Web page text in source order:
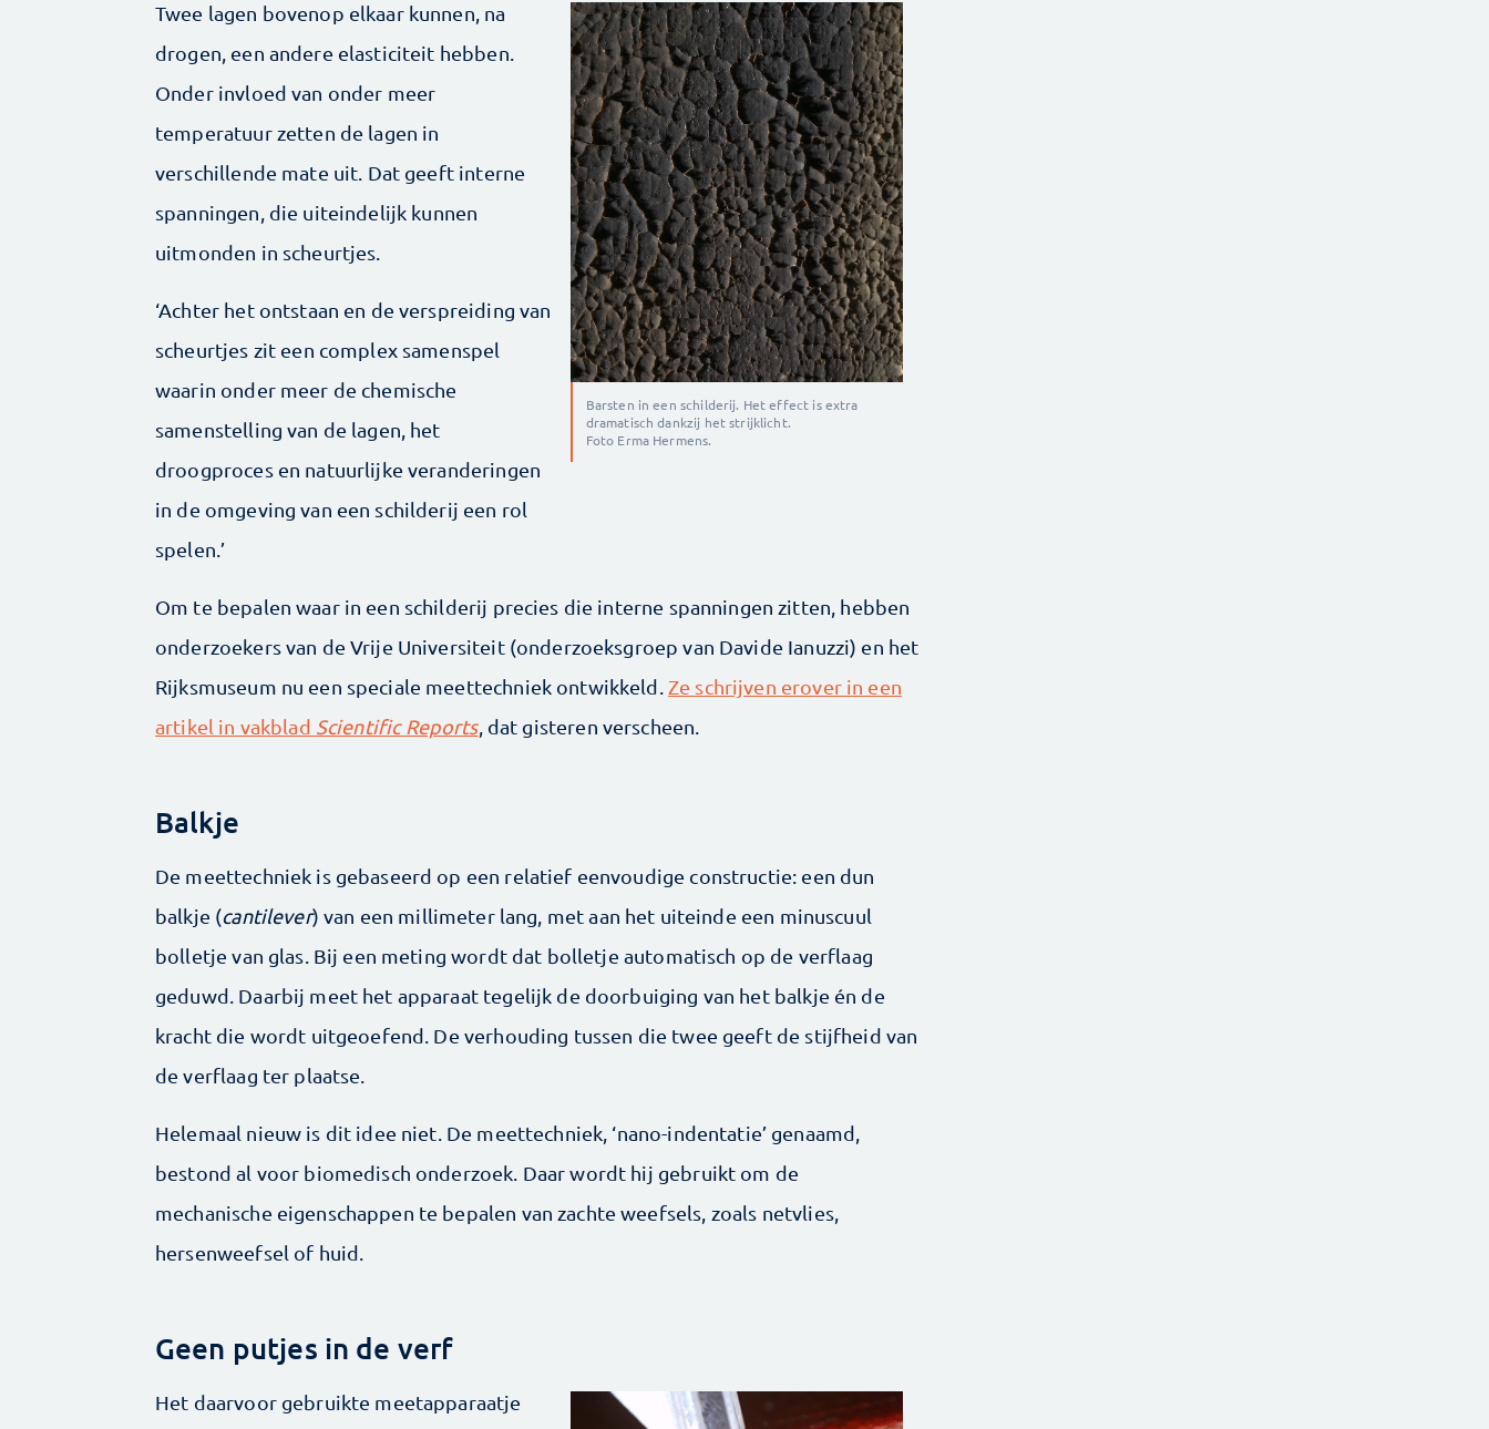
Barsten in een schilderij. Het effect is extra
dramatisch dankzij het strijklicht.
Foto Erma Hermens.
Twee lagen bovenop elkaar kunnen, na
drogen, een andere elasticiteit hebben.
Onder invloed van onder meer
temperatuur zetten de lagen in
verschillende mate uit. Dat geeft interne
spanningen, die uiteindelijk kunnen
uitmonden in scheurtjes.
‘Achter het ontstaan en de verspreiding van
scheurtjes zit een complex samenspel
waarin onder meer de chemische
samenstelling van de lagen, het
droogproces en natuurlijke veranderingen
in de omgeving van een schilderij een rol
spelen.’
Om te bepalen waar in een schilderij precies die interne spanningen zitten, hebben
onderzoekers van de Vrije Universiteit (onderzoeksgroep van Davide Ianuzzi) en het
Rijksmuseum nu een speciale meettechniek ontwikkeld.Ze schrijven erover in een
artikel in vakblad Scientific Reports, dat gisteren verscheen.
Balkje
De meettechniek is gebaseerd op een relatief eenvoudige constructie: een dun
balkje (cantilever) van een millimeter lang, met aan het uiteinde een minuscuul
bolletje van glas. Bij een meting wordt dat bolletje automatisch op de verflaag
geduwd. Daarbij meet het apparaat tegelijk de doorbuiging van het balkje én de
kracht die wordt uitgeoefend. De verhouding tussen die twee geeft de stijfheid van
de verflaag ter plaatse.
Helemaal nieuw is dit idee niet. De meettechniek, ‘nano-indentatie’ genaamd,
bestond al voor biomedisch onderzoek. Daar wordt hij gebruikt om de
mechanische eigenschappen te bepalen van zachte weefsels, zoals netvlies,
hersenweefsel of huid.
Geen putjes in de verf
Het daarvoor gebruikte meetapparaatje